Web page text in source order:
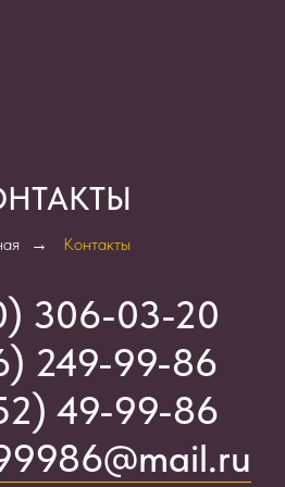
→ Контакты
306-03-20
249-99-86
49-99-86